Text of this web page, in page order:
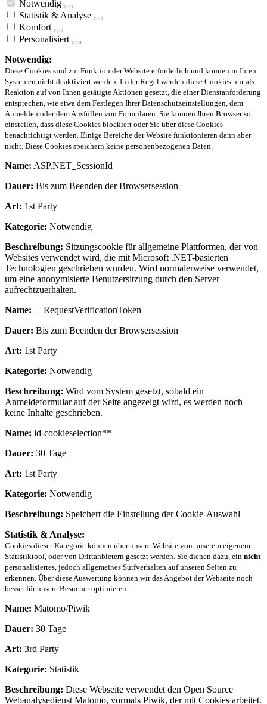
Notwendig
Statistik & Analyse
Komfort
Personalisiert
Notwendig:
Diese Cookies sind zur Funktion der Website erforderlich und können in Ihren
Systemen nicht deaktiviert werden. In der Regel werden diese Cookies nur als
Reaktion auf von Ihnen getätigte Aktionen gesetzt, die einer Dienstanforderung
entsprechen, wie etwa dem Festlegen Ihrer Datenschutzeinstellungen, dem
Anmelden oder dem Ausfüllen von Formularen. Sie können Ihren Browser so
einstellen, dass diese Cookies blockiert oder Sie über diese Cookies
benachrichtigt werden. Einige Bereiche der Website funktionieren dann aber
nicht. Diese Cookies speichern keine personenbezogenen Daten.
Name: ASP.NET_SessionId
Dauer: Bis zum Beenden der Browsersession
Art: 1st Party
Kategorie: Notwendig
Beschreibung: Sitzungscookie für allgemeine Plattformen, der von
Websites verwendet wird, die mit Microsoft .NET-basierten
Technologien geschrieben wurden. Wird normalerweise verwendet,
um eine anonymisierte Benutzersitzung durch den Server
aufrechtzuerhalten.
Name: __RequestVerificationToken
Dauer: Bis zum Beenden der Browsersession
Art: 1st Party
Kategorie: Notwendig
Beschreibung: Wird vom System gesetzt, sobald ein
Anmeldeformular auf der Seite angezeigt wird, es werden noch
keine Inhalte geschrieben.
Name: ld-cookieselection**
Dauer: 30 Tage
Art: 1st Party
Kategorie: Notwendig
Beschreibung: Speichert die Einstellung der Cookie-Auswahl
Statistik & Analyse:
Cookies dieser Kategorie können über unsere Website von unserem eigenem
Statistiktool, oder von Drittanbietern gesetzt werden. Sie dienen dazu, ein nicht
personalisiertes, jedoch allgemeines Surfverhalten auf unseren Seiten zu
erkennen. Über diese Auswertung können wir das Angebot der Webseite noch
besser für unsere Besucher optimieren.
Name: Matomo/Piwik
Dauer: 30 Tage
Art: 3rd Party
Kategorie: Statistik
Beschreibung: Diese Webseite verwendet den Open Source
Webanalysedienst Matomo, vormals Piwik, der mit Cookies arbeitet.